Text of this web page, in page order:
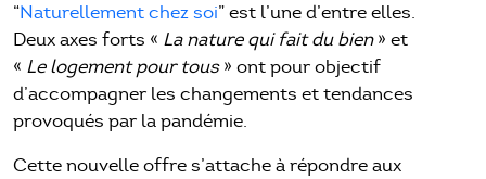
“Naturellement chez soi” est l’une d’entre elles.
Deux axes forts « La nature qui fait du bien» et
« Le logement pour tous» ont pour objectif
d’accompagner les changements et tendances
provoqués par la pandémie.
Cette nouvelle offre s’attache à répondre aux